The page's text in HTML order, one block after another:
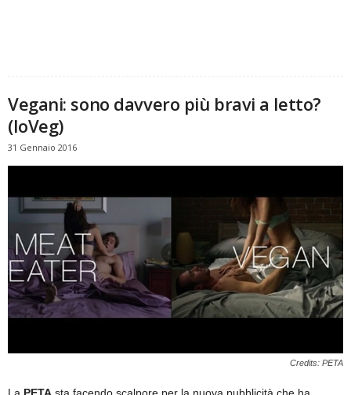
Vegani: sono davvero più bravi a letto?
(IoVeg)
31 Gennaio 2016
Credits: PETA